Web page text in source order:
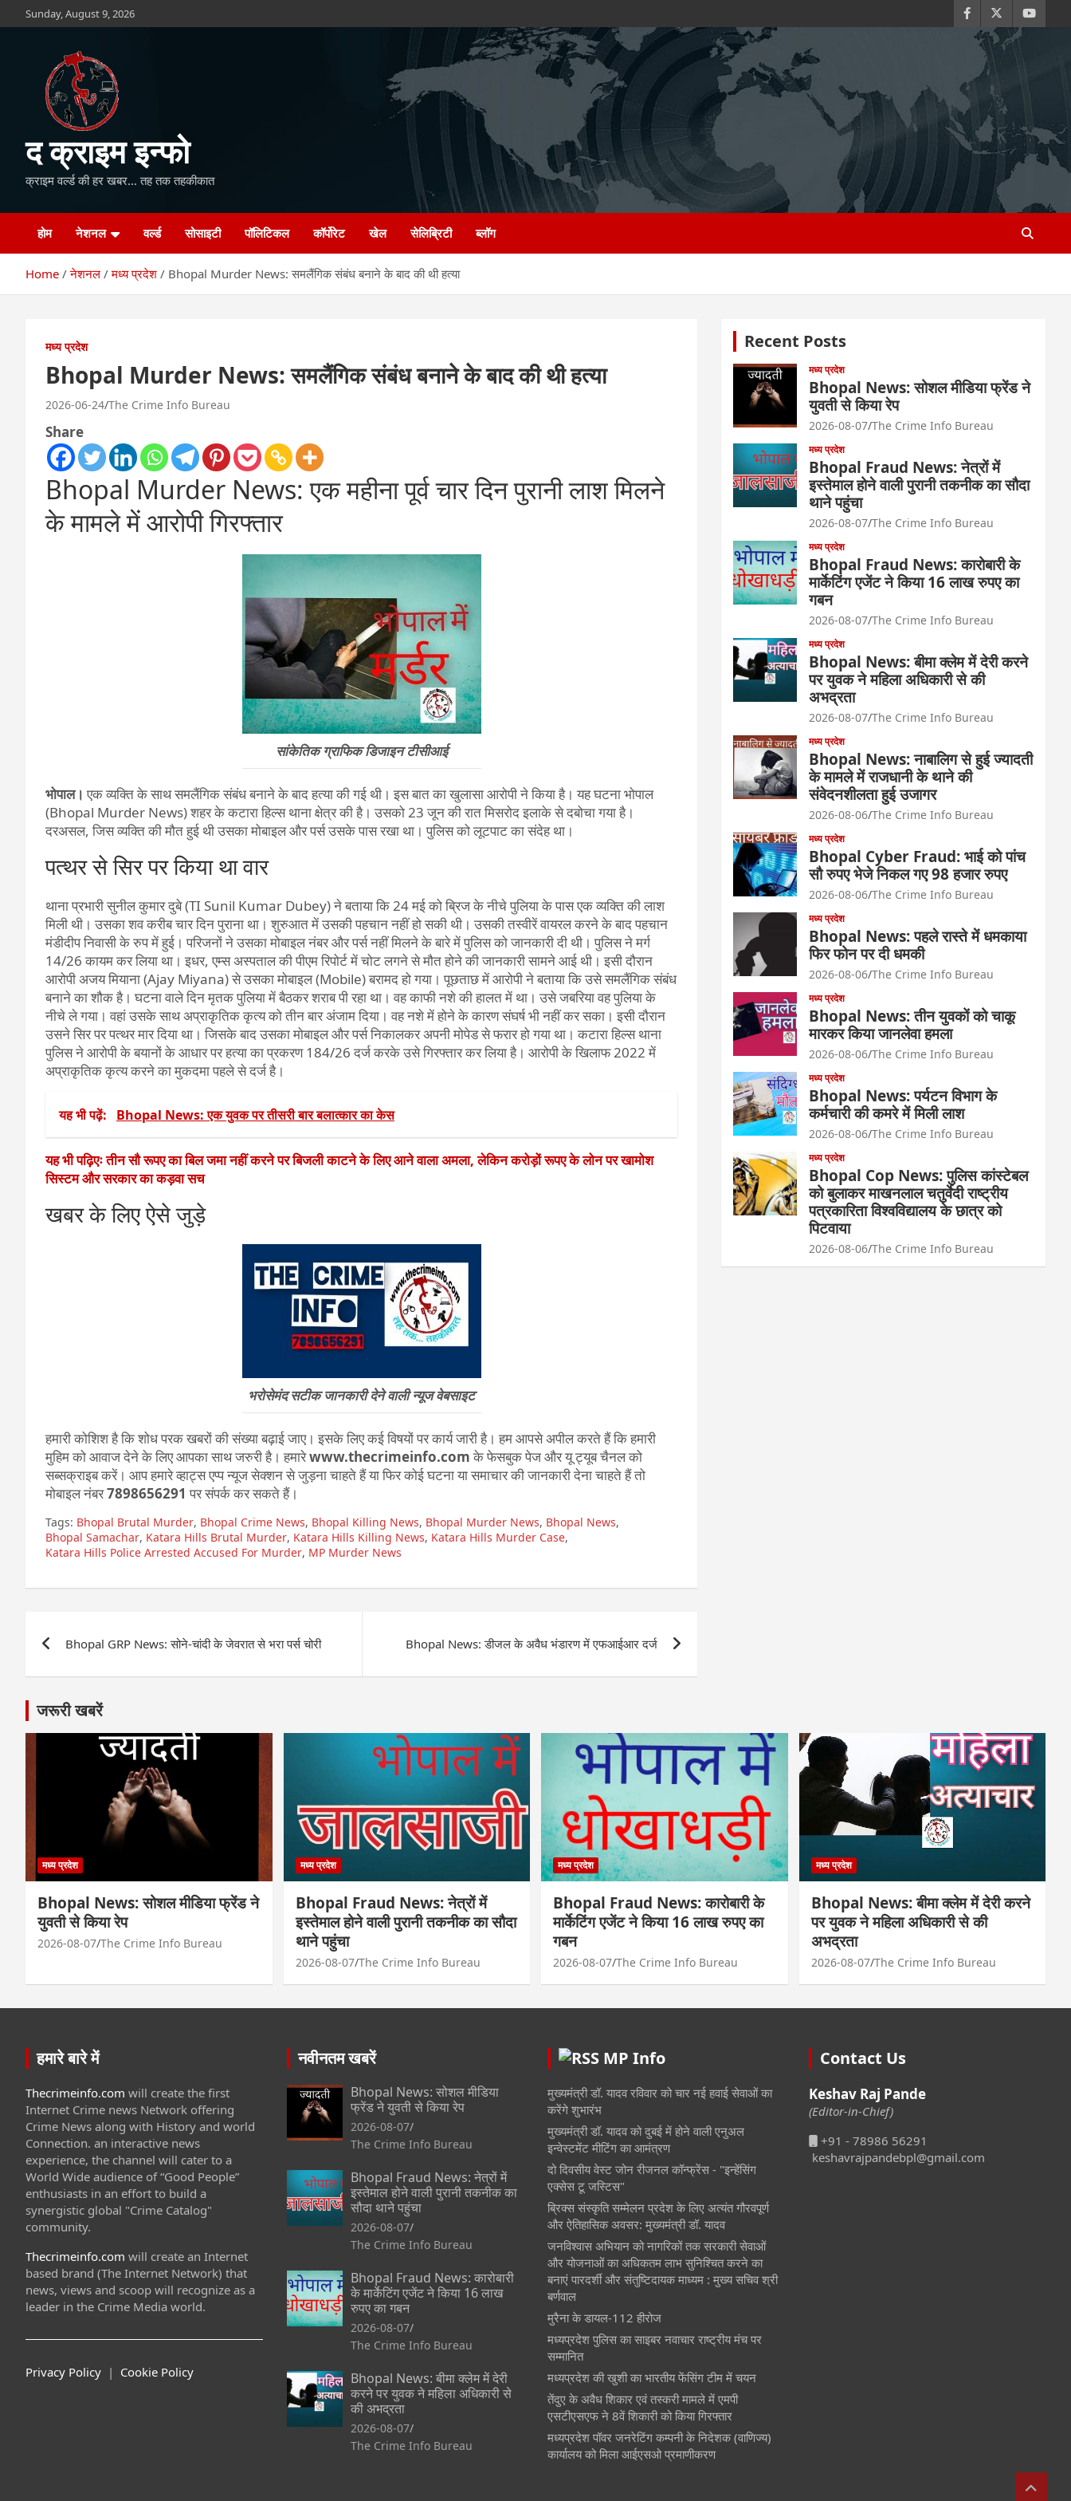
to
Sunday, August 9, 2026
द क्राइम इन्फो
क्राइम वर्ल्ड की हर खबर… तह तक तहकीकात
होम नेशनल वर्ल्ड सोसाइटी पॉलिटिकल कॉर्पोरेट खेल सेलिब्रिटी ब्लॉग
Home नेशनल मध्य प्रदेश Bhopal Murder News: समलैंगिक संबंध बनाने के बाद की थी हत्या
मध्य प्रदेश
Bhopal Murder News: समलैंगिक संबंध बनाने के बाद की थी हत्या
2026-06-24 The Crime Info Bureau
Share
Bhopal Murder News: एक महीना पूर्व चार दिन पुरानी लाश मिलने
के मामले में आरोपी गिरफ्तार
सांकेतिक ग्राफिक डिजाइन टीसीआई
भोपाल। एक व्यक्ति के साथ समलैंगिक संबंध बनाने के बाद हत्या की गई थी। इस बात का खुलासा आरोपी ने किया है। यह घटना भोपाल
(Bhopal Murder News) शहर के कटारा हिल्स थाना क्षेत्र की है। उसको 23 जून की रात मिसरोद इलाके से दबोचा गया है।
दरअसल, जिस व्यक्ति की मौत हुई थी उसका मोबाइल और पर्स उसके पास रखा था। पुलिस को लूटपाट का संदेह था।
पत्थर से सिर पर किया था वार
थाना प्रभारी सुनील कुमार दुबे (TI Sunil Kumar Dubey) ने बताया कि 24 मई को ब्रिज के नीचे पुलिया के पास एक व्यक्ति की लाश
मिली थी। उसका शव करीब चार दिन पुराना था। शुरुआत में उसकी पहचान नहीं हो सकी थी। उसकी तस्वीरें वायरल करने के बाद पहचान
मंडीदीप निवासी के रुप में हुई। परिजनों ने उसका मोबाइल नंबर और पर्स नहीं मिलने के बारे में पुलिस को जानकारी दी थी। पुलिस ने मर्ग
14/26 कायम कर लिया था। इधर, एम्स अस्पताल की पीएम रिपोर्ट में चोट लगने से मौत होने की जानकारी सामने आई थी। इसी दौरान
आरोपी अजय मियाना (Ajay Miyana) से उसका मोबाइल (Mobile) बरामद हो गया। पूछताछ में आरोपी ने बताया कि उसे समलैंगिक संबंध
बनाने का शौक है। घटना वाले दिन मृतक पुलिया में बैठकर शराब पी रहा था। वह काफी नशे की हालत में था। उसे जबरिया वह पुलिया के
नीचे ले गया। वहां उसके साथ अप्राकृतिक कृत्य को तीन बार अंजाम दिया। वह नशे में होने के कारण संघर्ष भी नहीं कर सका। इसी दौरान
उसने सिर पर पत्थर मार दिया था। जिसके बाद उसका मोबाइल और पर्स निकालकर अपनी मोपेड से फरार हो गया था। कटारा​ हिल्स थाना
पुलिस ने आरोपी के बयानों के आधार पर हत्या का प्रकरण 184/26 दर्ज करके उसे गिरफ्तार कर लिया है। आरोपी के खिलाफ 2022 में
अप्राकृतिक कृत्य करने का मुकदमा पहले से दर्ज है।
यह भी पढ़ें: Bhopal News: एक युवक पर तीसरी बार बलात्कार का केस
यह भी पढ़िएः तीन सौ रूपए का बिल जमा नहीं करने पर बिजली काटने के लिए आने वाला अमला, लेकिन करोड़ों रूपए के लोन पर खामोश
सिस्टम और सरकार का कड़वा सच
खबर के लिए ऐसे जुड़े
भरोसेमंद सटीक जानकारी देने वाली न्यूज वेबसाइट
हमारी कोशिश है कि शोध परक खबरों की संख्या बढ़ाई जाए। इसके लिए कई विषयों पर कार्य जारी है। हम आपसे अपील करते हैं कि हमारी
मुहिम को आवाज देने के लिए आपका साथ जरुरी है। हमारेwww.thecrimeinfo.comके फेसबुक पेज और यू ट्यूब चैनल को
सब्सक्राइब करें। आप हमारे व्हाट्स एप्प न्यूज सेक्शन से जुड़ना चाहते हैं या फिर कोई घटना या समाचार की जानकारी देना चाहते हैं तो
मोबाइल नंबर7898656291 पर संपर्क कर सकते हैं।
Tags: Bhopal Brutal Murder, Bhopal Crime News, Bhopal Killing News, Bhopal Murder News, Bhopal News,
Bhopal Samachar, Katara Hills Brutal Murder, Katara Hills Killing News, Katara Hills Murder Case,
Katara Hills Police Arrested Accused For Murder, MP Murder News
navigation
Bhopal GRP News: सोने-चांदी के जेवरात से भरा पर्स चोरी Bhopal News: डीजल के अवैध भंडारण में एफआईआर दर्ज
Recent Posts
मध्य प्रदेश
Bhopal News: सोशल मीडिया फ्रेंड ने
युवती से किया रेप
2026-08-07 The Crime Info Bureau
मध्य प्रदेश
Bhopal Fraud News: नेत्रों में
इस्तेमाल होने वाली पुरानी तकनीक का सौदा
थाने पहुंचा
2026-08-07 The Crime Info Bureau
मध्य प्रदेश
Bhopal Fraud News: कारोबारी के
मार्केटिंग एजेंट ने किया 16 लाख रुपए का
गबन
2026-08-07 The Crime Info Bureau
मध्य प्रदेश
Bhopal News: बीमा क्लेम में देरी करने
पर युवक ने महिला अधिकारी से की
अभद्रता
2026-08-07 The Crime Info Bureau
मध्य प्रदेश
Bhopal News: नाबालिग से हुई ज्यादती
के मामले में राजधानी के थाने की
संवेदनशीलता हुई उजागर
2026-08-06 The Crime Info Bureau
मध्य प्रदेश
Bhopal Cyber Fraud: भाई को पांच
सौ रुपए भेजे निकल गए 98 हजार रुपए
2026-08-06 The Crime Info Bureau
मध्य प्रदेश
Bhopal News: पहले रास्ते में धमकाया
फिर फोन पर दी धमकी
2026-08-06 The Crime Info Bureau
मध्य प्रदेश
Bhopal News: तीन युवकों को चाकू
मारकर किया जानलेवा हमला
2026-08-06 The Crime Info Bureau
मध्य प्रदेश
Bhopal News: पर्यटन विभाग के
कर्मचारी की कमरे में मिली लाश
2026-08-06 The Crime Info Bureau
मध्य प्रदेश
Bhopal Cop News: पुलिस कांस्टेबल
को बुलाकर माखनलाल चतुर्वेदी राष्ट्रीय
पत्रकारिता विश्वविद्यालय के छात्र को
पिटवाया
2026-08-06 The Crime Info Bureau
जरूरी खबरें
मध्य प्रदेश
Bhopal News: सोशल मीडिया फ्रेंड ने
युवती से किया रेप
2026-08-07 The Crime Info Bureau
मध्य प्रदेश
Bhopal Fraud News: नेत्रों में
इस्तेमाल होने वाली पुरानी तकनीक का सौदा
थाने पहुंचा
2026-08-07 The Crime Info Bureau
मध्य प्रदेश
Bhopal Fraud News: कारोबारी के
मार्केटिंग एजेंट ने किया 16 लाख रुपए का
गबन
2026-08-07 The Crime Info Bureau
मध्य प्रदेश
Bhopal News: बीमा क्लेम में देरी करने
पर युवक ने महिला अधिकारी से की
अभद्रता
2026-08-07 The Crime Info Bureau
हमारे बारे में
Thecrimeinfo.com will create the first
Internet Crime news Network offering
Crime News along with History and world
Connection. an interactive news
experience, the channel will cater to a
World Wide audience of “Good People”
enthusiasts in an effort to build a
synergistic global "Crime Catalog"
community.
Thecrimeinfo.com will create an Internet
based brand (The Internet Network) that
news, views and scoop will recognize as a
leader in the Crime Media world.
Privacy Policy | Cookie Policy
नवीनतम खबरें
Bhopal News: सोशल मीडिया
फ्रेंड ने युवती से किया रेप
2026-08-07
The Crime Info Bureau
Bhopal Fraud News: नेत्रों में
इस्तेमाल होने वाली पुरानी तकनीक का
सौदा थाने पहुंचा
2026-08-07
The Crime Info Bureau
Bhopal Fraud News: कारोबारी
के मार्केटिंग एजेंट ने किया 16 लाख
रुपए का गबन
2026-08-07
The Crime Info Bureau
Bhopal News: बीमा क्लेम में देरी
करने पर युवक ने महिला अधिकारी से
की अभद्रता
2026-08-07
The Crime Info Bureau
MP Info
मुख्यमंत्री डॉ. यादव रविवार को चार नई हवाई सेवाओं का
करेंगे शुभारंभ
मुख्यमंत्री डॉ. यादव को दुबई में होने वाली एनुअल
इन्वेस्टमेंट मीटिंग का आमंत्रण
दो दिवसीय वेस्ट जोन रीजनल कॉन्फ्रेंस - "इन्हेंसिंग
एक्सेस टू जस्टिस"
ब्रिक्स संस्कृति सम्मेलन प्रदेश के लिए अत्यंत गौरवपूर्ण
और ऐतिहासिक अवसर: मुख्यमंत्री डॉ. यादव
जनविश्वास अभियान को नागरिकों तक सरकारी सेवाओं
और योजनाओं का अधिकतम लाभ सुनिश्चित करने का
बनाएं पारदर्शी और संतुष्टिदायक माध्यम : मुख्य सचिव श्री
बर्णवाल
मुरैना के डायल-112 हीरोज
मध्यप्रदेश पुलिस का साइबर नवाचार राष्ट्रीय मंच पर
सम्मानित
मध्यप्रदेश की खुशी का भारतीय फेंसिंग टीम में चयन
तेंदुए के अवैध शिकार एवं तस्करी मामले में एमपी
एसटीएसएफ ने 8वें शिकारी को किया गिरफ्तार
मध्यप्रदेश पॉवर जनरेटिंग कम्पनी के निदेशक (वाणिज्य)
कार्यालय को मिला आईएसओ प्रमाणीकरण
Contact Us
Keshav Raj Pande
(Editor-in-Chief)
+91 - 78986 56291
keshavrajpandebpl@gmail.com